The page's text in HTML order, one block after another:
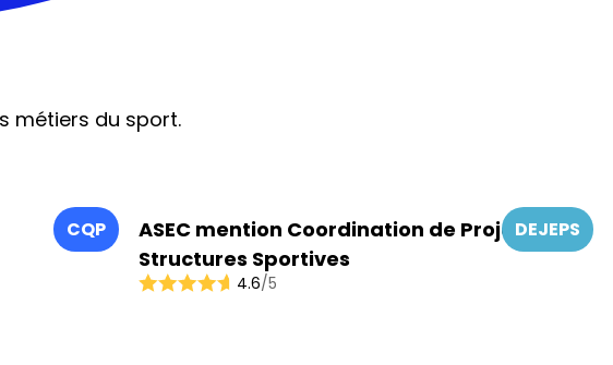
métiers du sport.
CQP DEJEPS
ASEC mention Coordination de Projets –
Structures Sportives
4.6/5